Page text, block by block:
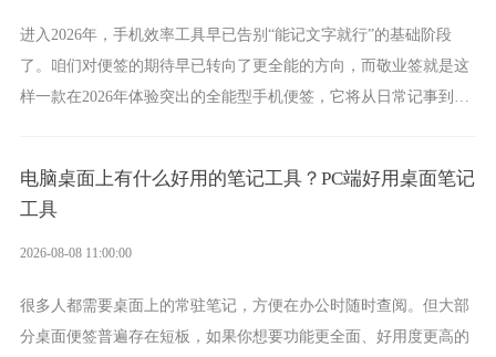
进入2026年，手机效率工具早已告别“能记文字就行”的基础阶段
了。咱们对便签的期待早已转向了更全能的方向，而敬业签就是这
样一款在2026年体验突出的全能型手机便签，它将从日常记事到时
电脑桌面上有什么好用的笔记工具？PC端好用桌面笔记
工具
2026-08-08 11:00:00
很多人都需要桌面上的常驻笔记，方便在办公时随时查阅。但大部
分桌面便签普遍存在短板，如果你想要功能更全面、好用度更高的